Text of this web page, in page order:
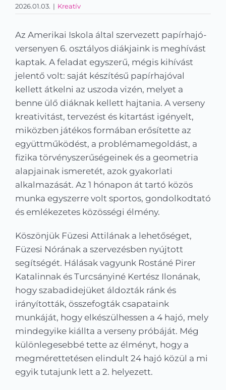
KRÉTA
2026.01.03. | Kreatív
Az Amerikai Iskola által szervezett papírhajó-
versenyen 6. osztályos diákjaink is meghívást
kaptak. A feladat egyszerű, mégis kihívást
jelentő volt: saját készítésű papírhajóval
kellett átkelni az uszoda vizén, melyet a
benne ülő diáknak kellett hajtania. A verseny
kreativitást, tervezést és kitartást igényelt,
miközben játékos formában erősítette az
együttműködést, a problémamegoldást, a
fizika törvényszerűségeinek és a geometria
alapjainak ismeretét, azok gyakorlati
alkalmazását. Az 1 hónapon át tartó közös
munka egyszerre volt sportos, gondolkodtató
és emlékezetes közösségi élmény.
Köszönjük Füzesi Attilának a lehetőséget,
Füzesi Nórának a szervezésben nyújtott
segítségét. Hálásak vagyunk Rostáné Pirer
Katalinnak és Turcsányiné Kertész Ilonának,
hogy szabadidejüket áldozták ránk és
irányították, összefogták csapataink
munkáját, hogy elkészülhessen a 4 hajó, mely
mindegyike kiállta a verseny próbáját. Még
különlegesebbé tette az élményt, hogy a
megmérettetésen elindult 24 hajó közül a mi
egyik tutajunk lett a 2. helyezett.